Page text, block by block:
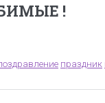
!
праздник